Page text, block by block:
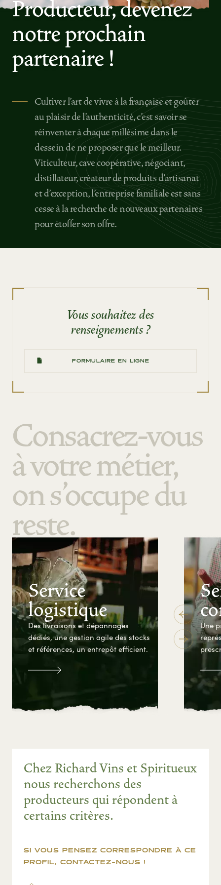
Producteur, devenez
notre prochain
partenaire !
Cultiver l’art de vivre à la française et goûter
au plaisir de l’authenticité, c’est savoir se
réinventer à chaque millésime dans le
dessein de ne proposer que le meilleur.
Viticulteur, cave coopérative, négociant,
distillateur, créateur de produits d’artisanat
et d’exception, l’entreprise familiale est sans
cesse à la recherche de nouveaux partenaires
pour étoffer son offre.
Consacrez-vous
à votre métier,
on s'occupe du
reste.
Service
logistique
Des livraisons et dépannages
dédiés, une gestion agile des stocks
et références, un entrepôt efficient.
Une
Chez Richard Vins et Spiritueux
nous recherchons des
producteurs qui répondent à
certains critères.
SI VOUS PENSEZ CORRESPONDRE À CE
PROFIL, CONTACTEZ-NOUS !
Vous souhaitez des
renseignements ?
FORMULAIRE EN LIGNE